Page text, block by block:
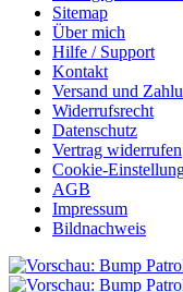
Sitemap
Über mich
Hilfe / Support
Kontakt
Versand und
Widerrufsrecht
Datenschutz
Vertrag widerrufen
Cookie-
AGB
Impressum
Bildnachweis